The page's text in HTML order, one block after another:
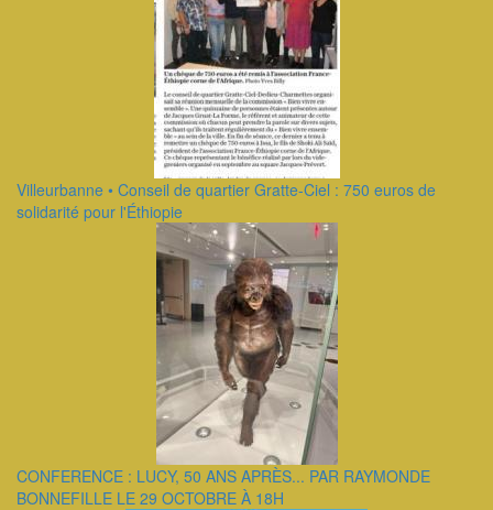
Villeurbanne • Conseil de quartier Gratte-Ciel : 750 euros de
solidarité pour l'Éthiopie
CONFERENCE : LUCY, 50 ANS APRÈS... PAR RAYMONDE
BONNEFILLE LE 29 OCTOBRE À 18H